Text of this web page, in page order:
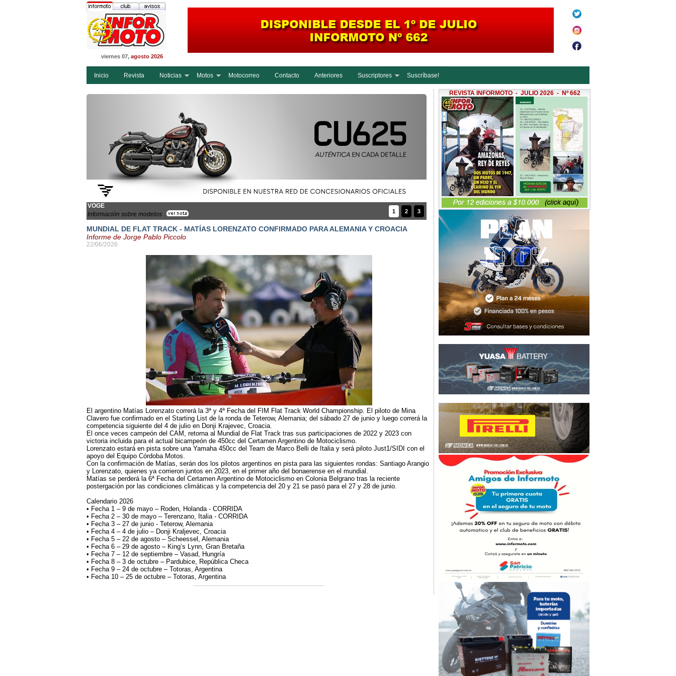
viernes 07, agosto 2026
Inicio Revista Noticias Motos Motocorreo Contacto Anteriores Suscriptores Suscríbase!
VOGE
Información sobre modelos
1 2 3
MUNDIAL DE FLAT TRACK - MATÍAS LORENZATO CONFIRMADO PARA ALEMANIA Y CROACIA
Informe de Jorge Pablo Piccolo
22/06/2026
El argentino Matías Lorenzato correrá la 3ª y 4ª Fecha del FIM Flat Track World Championship. El piloto de Mina
Clavero fue confirmado en el Starting List de la ronda de Teterow, Alemania; del sábado 27 de junio y luego correrá la
competencia siguiente del 4 de julio en Donji Krajevec, Croacia.
El once veces campeón del CAM, retorna al Mundial de Flat Track tras sus participaciones de 2022 y 2023 con
victoria incluida para el actual bicampeón de 450cc del Certamen Argentino de Motociclismo.
Lorenzato estará en pista sobre una Yamaha 450cc del Team de Marco Belli de Italia y será piloto Just1/SIDI con el
apoyo del Equipo Córdoba Motos.
Con la confirmación de Matías, serán dos los pilotos argentinos en pista para las siguientes rondas: Santiago Arangio
y Lorenzato, quienes ya corrieron juntos en 2023, en el primer año del bonaerense en el mundial.
Matías se perderá la 6ª Fecha del Certamen Argentino de Motociclismo en Colonia Belgrano tras la reciente
postergación por las condiciones climáticas y la competencia del 20 y 21 se pasó para el 27 y 28 de junio.
Calendario 2026
• Fecha 1 – 9 de mayo – Roden, Holanda - CORRIDA
• Fecha 2 – 30 de mayo – Terenzano, Italia - CORRIDA
• Fecha 3 – 27 de junio - Teterow, Alemania
• Fecha 4 – 4 de julio – Donji Kraljevec, Croacia
• Fecha 5 – 22 de agosto – Scheessel, Alemania
• Fecha 6 – 29 de agosto – King’s Lynn, Gran Bretaña
• Fecha 7 – 12 de septiembre – Vasad, Hungría
• Fecha 8 – 3 de octubre – Pardubice, República Checa
• Fecha 9 – 24 de octubre – Totoras, Argentina
• Fecha 10 – 25 de octubre – Totoras, Argentina
REVISTA INFORMOTO - JULIO 2026 - Nº 662